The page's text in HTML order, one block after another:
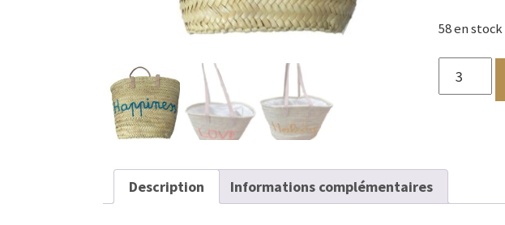
58 en stock
quantité
Couffin
Description Informations complémentaires